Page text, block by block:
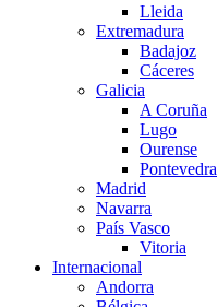
Lleida
Extremadura
Badajoz
Cáceres
Galicia
A Coruña
Lugo
Ourense
Pontevedra
Madrid
Navarra
País Vasco
Vitoria
Internacional
Andorra